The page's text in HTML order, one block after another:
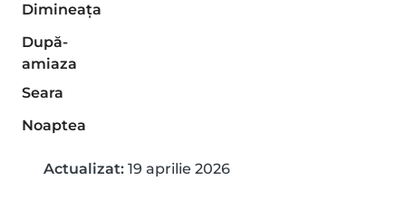
Dimineaţa
După-
amiaza
Seara
Noaptea
Actualizat: 19 aprilie 2026